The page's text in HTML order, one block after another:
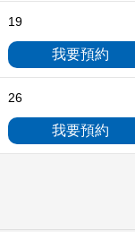
19
我要預約
26
我要預約